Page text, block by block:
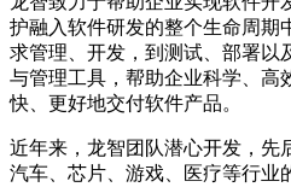
护融入软件研发的整个生命周期
求管理、开发，到测试、部署以
与管理工具，帮助企业科学、高
快、更好地交付软件产品。
近年来，龙智团队潜心开发，先
汽车、芯片、游戏、医疗等行业